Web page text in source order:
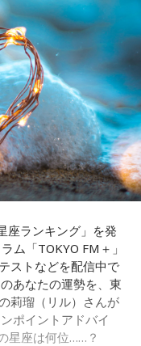
自分の中の両方を知
強さになるのかもし
ちょ）
にも出演。第六感で
タロット、四柱推
を手掛ける。転職、
動くべきか悩む人に
@ataru-uranai
となる。
巣・ヤクルトにとっ
津氏ならではの視点
では、今後も60周年
界のレジェンドたち
る。さらに、リスナ
るプレゼント企画も
さま、ご無沙汰して
座ランキング」を発
ム「TOKYO FM＋」
ストなどを配信中で
あなたの運勢を、東
莉瑠（リル）さんが
ポイントアドバイ
星座は何位……？